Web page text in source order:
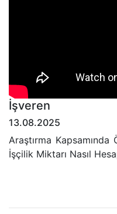
İşveren
13.08.2025
Araştırma
İşçilik Miktarı Nasıl